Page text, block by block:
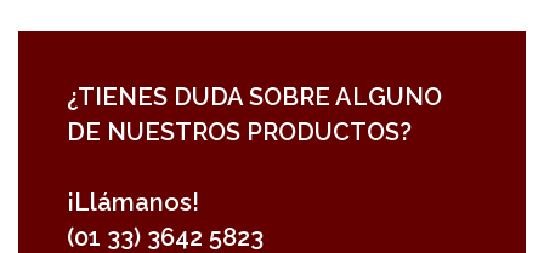
¿TIENES DUDA SOBRE ALGUNO
DE NUESTROS PRODUCTOS?
¡Llámanos!
(01 33) 3642 5823